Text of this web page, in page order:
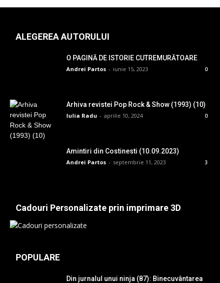
ALEGEREA AUTORULUI
O PAGINĂ DE ISTORIE CUTREMURĂTOARE
Andrei Partos - iunie 15, 2023 0
Arhiva revistei Pop Rock & Show (1993) (10)
Iulia Radu - aprilie 10, 2024 0
Amintiri din Costinesti (10.09.2023)
Andrei Partos - septembrie 11, 2023 3
Cadouri Personalizate prin imprimare 3D
POPULARE
Din jurnalul unui ninja (87): Binecuvântarea